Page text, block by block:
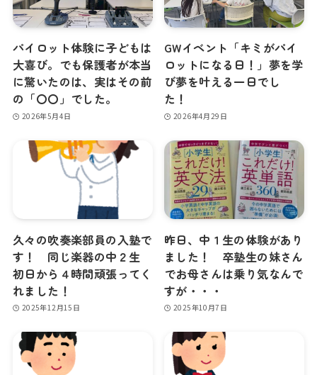
パイロット体験に子どもは
大喜び。でも保護者が本当
に驚いたのは、実はその前
の「〇〇」でした。
2026年5月4日
GWイベント「キミがパイ
ロットになる日！」夢を学
び夢を叶える一日でし
た！
2026年4月29日
久々の吹奏楽部員の入塾で
す！ 同じ楽器の中２生
初日から４時間頑張ってく
れました！
2025年12月15日
昨日、中１生の体験があり
ました！ 卒塾生の妹さん
でお母さんは乗り気なんで
すが・・・
2025年10月7日